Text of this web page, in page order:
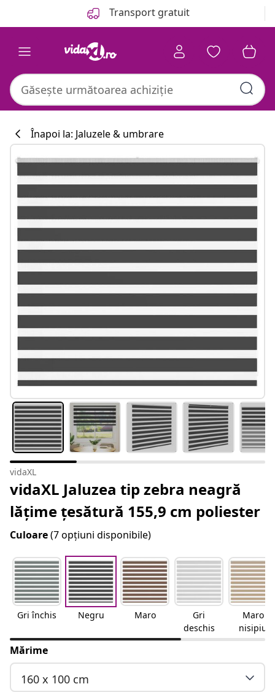
Transport gratuit
Înapoi la: Jaluzele & umbrare
vidaXL
vidaXL Jaluzea tip zebra neagră
lățime țesătură 155,9 cm poliester
Culoare(7 opțiuni disponibile)
Gri închis Negru Maro
Gri
deschis
Maro
nisipiu
Mărime
160 x 100 cm